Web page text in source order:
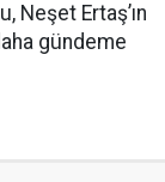
Neşet Ertaş’ın
gündeme